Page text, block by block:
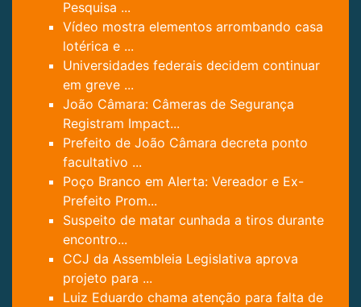
Pesquisa ...
Vídeo mostra elementos arrombando casa
lotérica e ...
Universidades federais decidem continuar
em greve ...
João Câmara: Câmeras de Segurança
Registram Impact...
Prefeito de João Câmara decreta ponto
facultativo ...
Poço Branco em Alerta: Vereador e Ex-
Prefeito Prom...
Suspeito de matar cunhada a tiros durante
encontro...
CCJ da Assembleia Legislativa aprova
projeto para ...
Luiz Eduardo chama atenção para falta de